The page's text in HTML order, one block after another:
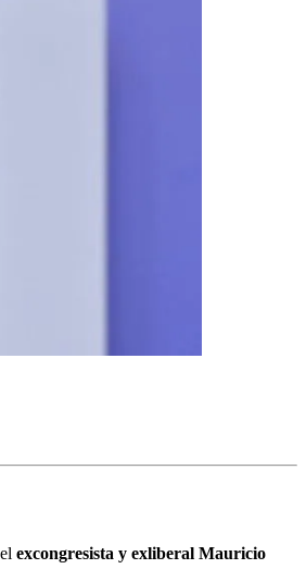
excongresista y exliberal Mauricio